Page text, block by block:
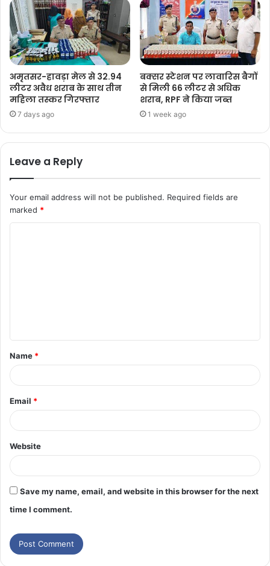
अमृतसर-हावड़ा मेल से 32.94
लीटर अवैध शराब के साथ तीन
महिला तस्कर गिरफ्तार
7 days ago
बक्सर स्टेशन पर लावारिस बैगों
से मिली 66 लीटर से अधिक
शराब, RPF ने किया जब्त
1 week ago
Leave a Reply
Your email address will not be published. Required fields are
marked *
Name *
Email *
Website
Save my name, email, and website in this browser for the next
time I comment.